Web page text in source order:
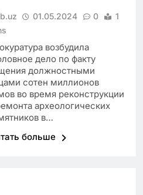
01.05.2024 0
1
возбудила
дело по факту
должностными
сотен миллионов
во время реконструкции
археологических
в…
больше